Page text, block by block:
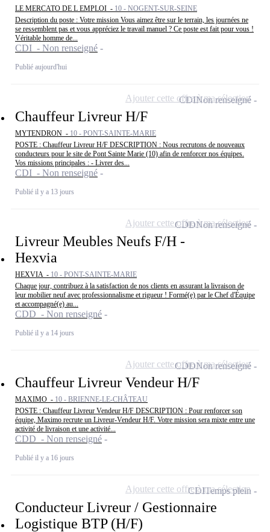
LE MERCATO DE L EMPLOI - 10 - NOGENT-SUR-SEINE
Description du poste : Votre mission Vous aimez être sur le terrain, les journées ne
se ressemblent pas et vous appréciez le travail manuel ? Ce poste est fait pour vous !
Véritable homme de...
CDI - Non renseigné
Publié aujourd'hui
Chauffeur Livreur H/F
MYTENDRON - 10 - PONT-SAINTE-MARIE
POSTE : Chauffeur Livreur H/F DESCRIPTION : Nous recrutons de nouveaux
conducteurs pour le site de Pont Sainte Marie (10) afin de renforcer nos équipes.
Vos missions principales : - Livrer des...
CDI - Non renseigné
Publié il y a 13 jours
CDINon renseigné
Ajouter cette offre à ma sélection
Livreur Meubles Neufs F/H -
Hexvia
HEXVIA - 10 - PONT-SAINTE-MARIE
Chaque jour, contribuez à la satisfaction de nos clients en assurant la livraison de
leur mobilier neuf avec professionnalisme et rigueur ! Formé(e) par le Chef d'Équipe
et accompagné(e) au...
CDD - Non renseigné
Publié il y a 14 jours
CDDNon renseigné
Ajouter cette offre à ma sélection
Chauffeur Livreur Vendeur H/F
MAXIMO - 10 - BRIENNE-LE-CHÂTEAU
POSTE : Chauffeur Livreur Vendeur H/F DESCRIPTION : Pour renforcer son
équipe, Maximo recrute un Livreur-Vendeur H/F. Votre mission sera mixte entre une
activité de livraison et une activité...
CDD - Non renseigné
Publié il y a 16 jours
CDDNon renseigné
Ajouter cette offre à ma sélection
Conducteur Livreur / Gestionnaire
Logistique BTP (H/F)
CDITemps plein
Ajouter cette offre à ma sélection